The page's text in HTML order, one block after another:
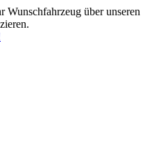
Wunschfahrzeug über unseren